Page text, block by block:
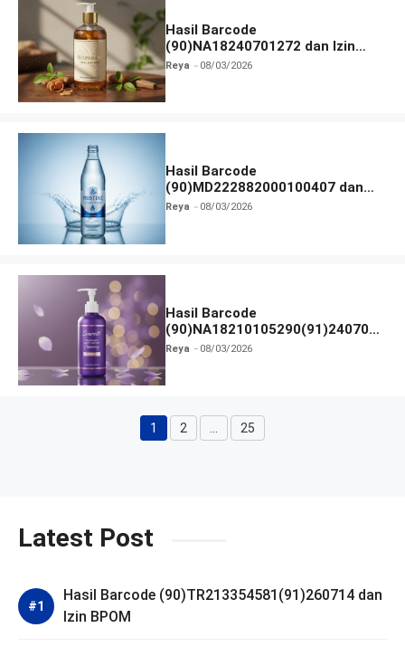
Hasil Barcode
(90)NA18240701272 dan Izin
BPOM
Reya 08/03/2026
Hasil Barcode
(90)MD222882000100407 dan
Izin BPOM
Reya 08/03/2026
Hasil Barcode
(90)NA18210105290(91)240703
dan Izin BPOM
Reya 08/03/2026
Halaman
1 Halaman
2 … Halaman
25
Latest Post
Hasil Barcode (90)TR213354581(91)260714 dan
Izin BPOM